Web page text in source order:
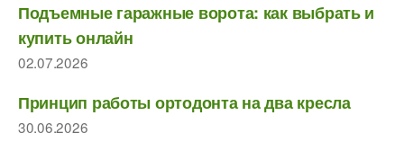
Подъемные гаражные ворота: как выбрать и
купить онлайн
02.07.2026
Принцип работы ортодонта на два кресла
30.06.2026